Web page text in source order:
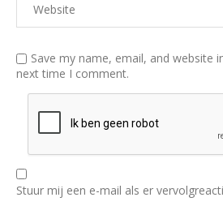
Save my name, email, and website
next time I comment.
Stuur mij een e-mail als er